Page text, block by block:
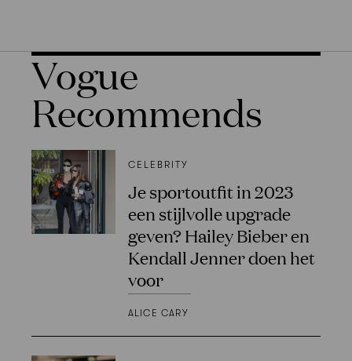
Vogue
Recommends
CELEBRITY
Je sportoutfit in 2023
een stijlvolle upgrade
geven? Hailey Bieber en
Kendall Jenner doen het
voor
ALICE CARY